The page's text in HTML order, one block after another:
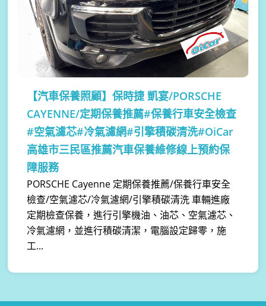
【汽車保養照顧】保時捷 凱宴/PORSCHE
CAYENNE/定期保養推薦#保養行車安全檢查
#空氣濾芯#冷氣濾網#引擎積碳清洗#OiCar
高雄市三民區推薦汽車保養維修線上預約保
障服務
PORSCHE Cayenne 定期保養推薦/保養行車安全
檢查/空氣濾芯/冷氣濾網/引擎積碳清洗 車輛進廠
定期檢查保養，進行引擎機油、油芯、空氣濾芯、
冷氣濾網，並進行積碳清潔，電腦設定歸零，施
工...